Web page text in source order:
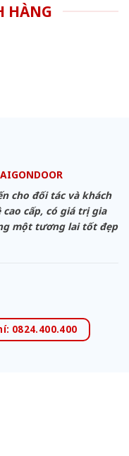
HÀNG
cho đối tác và khách
cấp, có giá trị gia
một tương lai tốt đẹp
0824.400.400